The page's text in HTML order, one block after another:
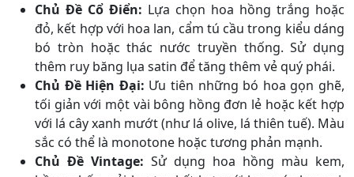
Chủ Đề Cổ Điển: Lựa chọn hoa hồng trắng hoặc
đỏ, kết hợp với hoa lan, cẩm tú cầu trong kiểu dáng
bó tròn hoặc thác nước truyền thống. Sử dụng
thêm ruy băng lụa satin để tăng thêm vẻ quý phái.
Chủ Đề Hiện Đại: Ưu tiên những bó hoa gọn ghẽ,
tối giản với một vài bông hồng đơn lẻ hoặc kết hợp
với lá cây xanh mướt (như lá olive, lá thiên tuế). Màu
sắc có thể là monotone hoặc tương phản mạnh.
Chủ Đề Vintage: Sử dụng hoa hồng màu kem,